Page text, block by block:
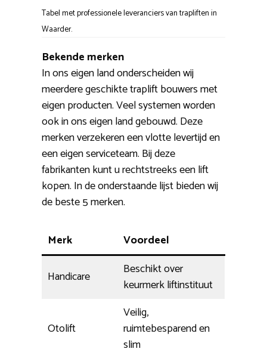
Tabel met professionele leveranciers van trapliften in
Waarder.
Bekende merken
In ons eigen land onderscheiden wij
meerdere geschikte traplift bouwers met
eigen producten. Veel systemen worden
ook in ons eigen land gebouwd. Deze
merken verzekeren een vlotte levertijd en
een eigen serviceteam. Bij deze
fabrikanten kunt u rechtstreeks een lift
kopen. In de onderstaande lijst bieden wij
de beste 5 merken.
Merk Voordeel
Handicare
Beschikt over
keurmerk liftinstituut
Otolift
Veilig,
ruimtebesparend en
slim